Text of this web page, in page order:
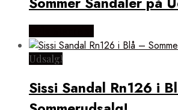
Udsalg!
Sissi Sandal Rn126 i